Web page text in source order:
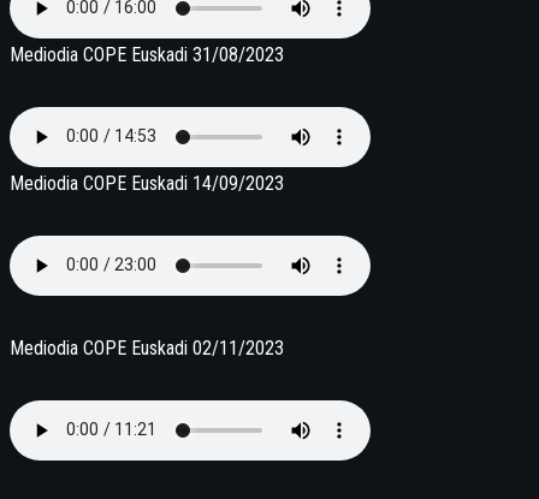
Mediodia COPE Euskadi 31/08/2023
Mediodia COPE Euskadi 14/09/2023
Mediodia COPE Euskadi 02/11/2023